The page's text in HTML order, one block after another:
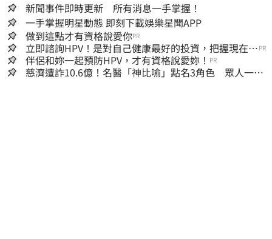
新聞事件即時更新 所有消息一手掌握！
一手掌握明星動態 即刻下載娛樂星聞APP
做到這點才有資格說愛你PR
立即諮詢HPV！是對自己健康最好的投資，把握現在不
嫌晚！
PR
伴侶和妳一起預防HPV，才有資格說愛妳！ PR
慈濟遭詐10.6億！名醫「神比喻」點名3角色 眾人一看